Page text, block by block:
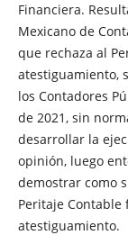
Financiera.
Mexicano de
que rechaza al
atestiguamiento,
los Contadores
de 2021, sin
desarrollar la
opinión, luego
demostrar como
Peritaje
atestiguamiento.